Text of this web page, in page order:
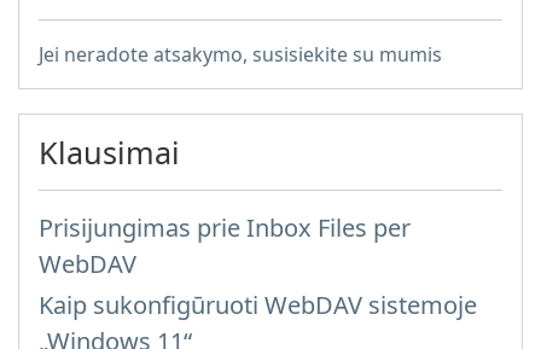
Jei neradote atsakymo, susisiekite su mumis
Klausimai
Prisijungimas prie Inbox Files per
WebDAV
Kaip sukonfigūruoti WebDAV sistemoje
„Windows 11“